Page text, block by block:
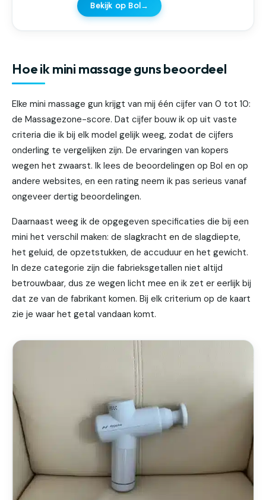
Bekijk op Bol→
Hoe ik mini massage guns beoordeel
Elke mini massage gun krijgt van mij één cijfer van 0 tot 10:
de Massagezone-score. Dat cijfer bouw ik op uit vaste
criteria die ik bij elk model gelijk weeg, zodat de cijfers
onderling te vergelijken zijn. De ervaringen van kopers
wegen het zwaarst. Ik lees de beoordelingen op Bol en op
andere websites, en een rating neem ik pas serieus vanaf
ongeveer dertig beoordelingen.
Daarnaast weeg ik de opgegeven specificaties die bij een
mini het verschil maken: de slagkracht en de slagdiepte,
het geluid, de opzetstukken, de accuduur en het gewicht.
In deze categorie zijn die fabrieksgetallen niet altijd
betrouwbaar, dus ze wegen licht mee en ik zet er eerlijk bij
dat ze van de fabrikant komen. Bij elk criterium op de kaart
zie je waar het getal vandaan komt.